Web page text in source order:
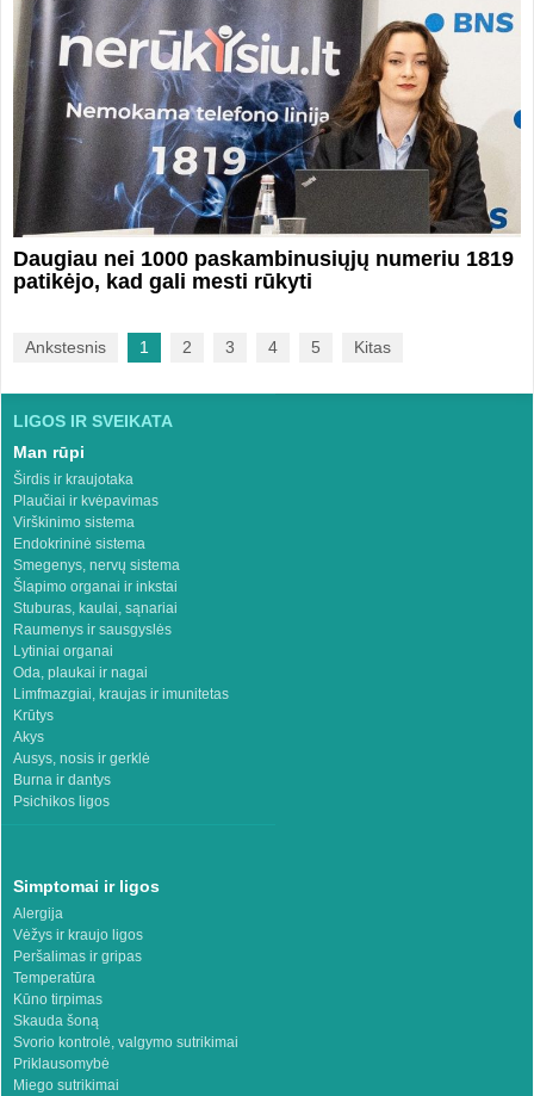
Daugiau nei 1000 paskambinusiųjų numeriu 1819
patikėjo, kad gali mesti rūkyti
Ankstesnis 1 2 3 4 5 Kitas
LIGOS IR SVEIKATA
Man rūpi
Širdis ir kraujotaka
Plaučiai ir kvėpavimas
Virškinimo sistema
Endokrininė sistema
Smegenys, nervų sistema
Šlapimo organai ir inkstai
Stuburas, kaulai, sąnariai
Raumenys ir sausgyslės
Lytiniai organai
Oda, plaukai ir nagai
Limfmazgiai, kraujas ir imunitetas
Krūtys
Akys
Ausys, nosis ir gerklė
Burna ir dantys
Psichikos ligos
Simptomai ir ligos
Alergija
Vėžys ir kraujo ligos
Peršalimas ir gripas
Temperatūra
Kūno tirpimas
Skauda šoną
Svorio kontrolė, valgymo sutrikimai
Priklausomybė
Miego sutrikimai